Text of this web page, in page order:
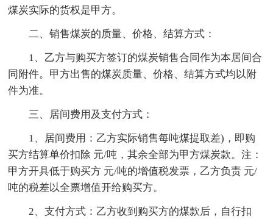
煤炭实际的货权是甲方。
二、销售煤炭的质量、价格、结算方式：
1、乙方与购买方签订的煤炭销售合同作为本居间合
同附件。甲方出售的煤炭质量、价格、结算方式均以附
件为准。
三、居间费用及支付方式：
1、居间费用：乙方实际销售每吨煤提取差)，即购
买方结算单价扣除 元/吨，其余全部为甲方煤炭款。注：
甲方开具低于购买方 元/吨的增值税发票，乙方负责 元/
吨的税差以全票增值开给购买方。
2、支付方式：乙方收到购买方的煤款后，自行扣